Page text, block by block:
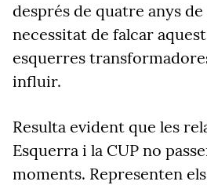
després de quatre anys
necessitat de falcar
esquerres
influir.
Resulta evident que les
Esquerra i la CUP no
moments. Representen